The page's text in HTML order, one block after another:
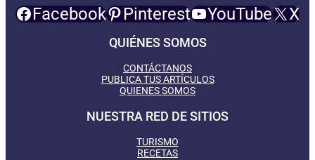
Facebook Pinterest YouTube X
QUIÉNES SOMOS
CONTÁCTANOS
PUBLICA TUS ARTÍCULOS
QUIENES SOMOS
NUESTRA RED DE SITIOS
TURISMO
RECETAS